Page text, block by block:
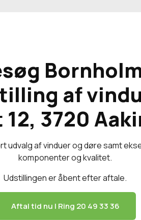
af
3720
udvalg af vinduer og døre samt
komponenter og kvalitet.
Udstillingen er åbent efter aftale.
Aftal tid nu | Ring 20 49 33 36